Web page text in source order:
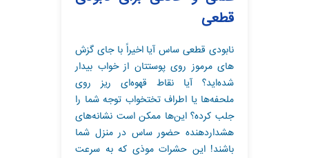
قطعی
نابودی قطعی ساس آیا اخیراً با جای گزش
های مرموز روی پوستتان از خواب بیدار
شده‌اید؟ آیا نقاط قهوه‌ای ریز روی
ملحفه‌ها یا اطراف تختخواب توجه شما را
جلب کرده؟ این‌ها ممکن است نشانه‌های
هشداردهنده حضور ساس در منزل شما
باشند! این حشرات موذی که به سرعت